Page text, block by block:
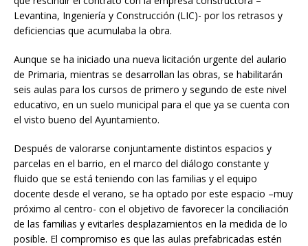
Levantina, Ingeniería y Construcción (LIC)- por los retrasos y
deficiencias que acumulaba la obra.
Aunque se ha iniciado una nueva licitación urgente del aulario
de Primaria, mientras se desarrollan las obras, se habilitarán
seis aulas para los cursos de primero y segundo de este nivel
educativo, en un suelo municipal para el que ya se cuenta con
el visto bueno del Ayuntamiento.
Después de valorarse conjuntamente distintos espacios y
parcelas en el barrio, en el marco del diálogo constante y
fluido que se está teniendo con las familias y el equipo
docente desde el verano, se ha optado por este espacio –muy
próximo al centro- con el objetivo de favorecer la conciliación
de las familias y evitarles desplazamientos en la medida de lo
posible. El compromiso es que las aulas prefabricadas estén